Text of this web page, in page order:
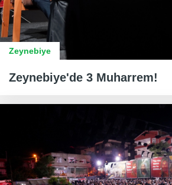
Zeynebiye
Zeynebiye'de 3 Muharrem!